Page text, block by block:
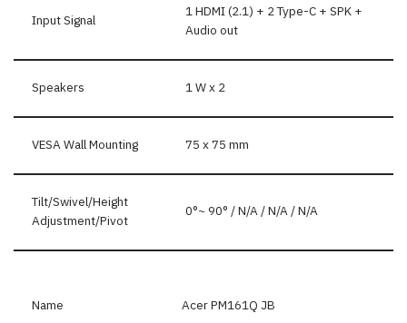
Input Signal
1 HDMI (2.1) + 2 Type-C + SPK +
Audio out
Speakers 1 W x 2
VESA Wall Mounting 75 x 75 mm
Tilt/Swivel/Height
Adjustment/Pivot
0°~ 90° / N/A / N/A / N/A
Name Acer PM161Q JB